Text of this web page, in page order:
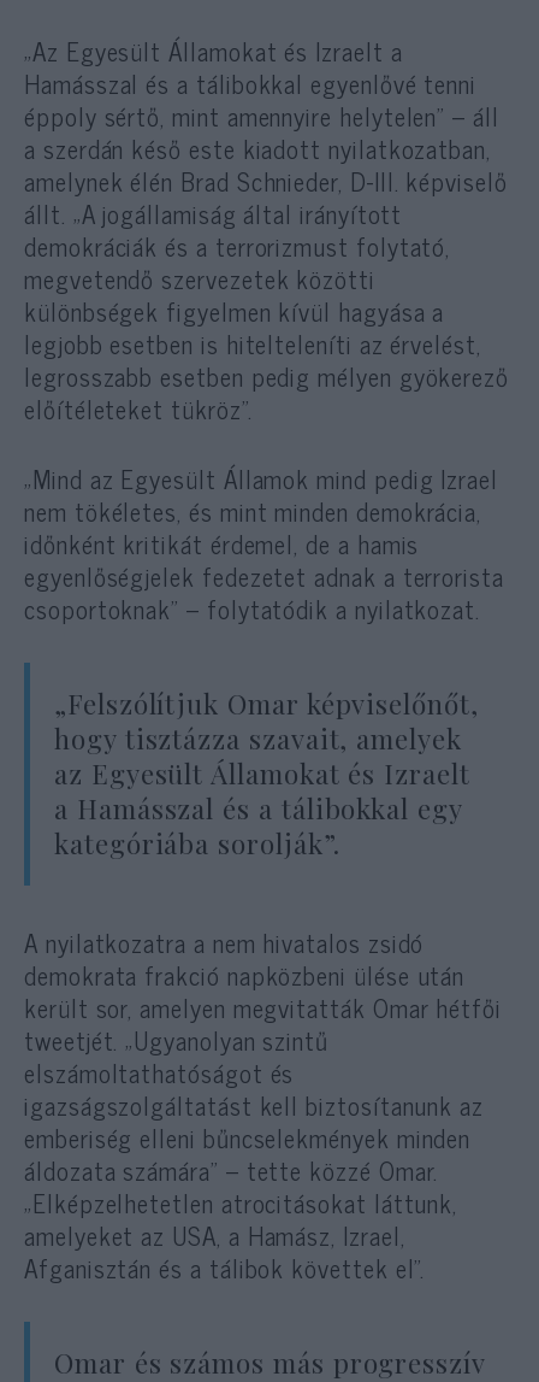
„Az Egyesült Államokat és Izraelt a
Hamásszal és a tálibokkal egyenlővé tenni
éppoly sértő, mint amennyire helytelen” – áll
a szerdán késő este kiadott nyilatkozatban,
amelynek élén Brad Schnieder, D-Ill. képviselő
állt. „A jogállamiság által irányított
demokráciák és a terrorizmust folytató,
megvetendő szervezetek közötti
különbségek figyelmen kívül hagyása a
legjobb esetben is hitelteleníti az érvelést,
legrosszabb esetben pedig mélyen gyökerező
előítéleteket tükröz”.
„Mind az Egyesült Államok mind pedig Izrael
nem tökéletes, és mint minden demokrácia,
időnként kritikát érdemel, de a hamis
egyenlőségjelek fedezetet adnak a terrorista
csoportoknak” – folytatódik a nyilatkozat.
„Felszólítjuk Omar képviselőnőt,
hogy tisztázza szavait, amelyek
az Egyesült Államokat és Izraelt
a Hamásszal és a tálibokkal egy
kategóriába sorolják”.
A nyilatkozatra a nem hivatalos zsidó
demokrata frakció napközbeni ülése után
került sor, amelyen megvitatták Omar hétfői
tweetjét. „Ugyanolyan szintű
elszámoltathatóságot és
igazságszolgáltatást kell biztosítanunk az
emberiség elleni bűncselekmények minden
áldozata számára” – tette közzé Omar.
„Elképzelhetetlen atrocitásokat láttunk,
amelyeket az USA, a Hamász, Izrael,
Afganisztán és a tálibok követtek el”.
Omar és számos más progresszív